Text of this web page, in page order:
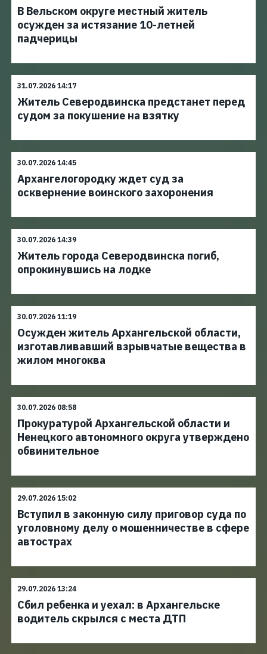
В Вельском округе местный житель
осужден за истязание 10-летней
падчерицы
31.07.2026 14:17
Житель Северодвинска предстанет перед
судом за покушение на взятку
30.07.2026 14:45
Архангелогородку ждет суд за
осквернение воинского захоронения
30.07.2026 14:39
Житель города Северодвинска погиб,
опрокинувшись на лодке
30.07.2026 11:19
Осужден житель Архангельской области,
изготавливавший взрывчатые вещества в
жилом многоква
30.07.2026 08:58
Прокуратурой Архангельской области и
Ненецкого автономного округа утверждено
обвинительное
29.07.2026 15:02
Вступил в законную силу приговор суда по
уголовному делу о мошенничестве в сфере
автострах
29.07.2026 13:24
Сбил ребенка и уехал: в Архангельске
водитель скрылся с места ДТП